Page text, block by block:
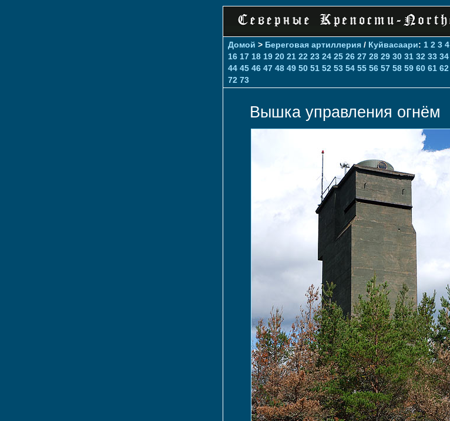
Домой > Береговая артиллерия / Куйвасаари: 1 2 3 4
16 17 18 19 20 21 22 23 24 25 26 27 28 29 30 31 32 33 34
44 45 46 47 48 49 50 51 52 53 54 55 56 57 58 59 60 61 62
72 73
Вышка управления огнём